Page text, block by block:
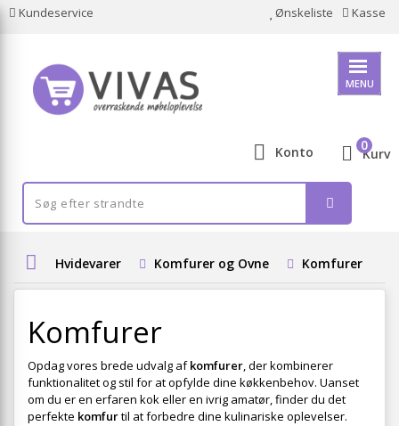
Kundeservice Ønskeliste Kasse
MENU
Konto Kurv
0
Hvidevarer Komfurer og Ovne Komfurer
Komfurer
Opdag vores brede udvalg afkomfurer, der kombinerer
funktionalitet og stil for at opfylde dine køkkenbehov. Uanset
om du er en erfaren kok eller en ivrig amatør, finder du det
perfekte komfurtil at forbedre dine kulinariske oplevelser.